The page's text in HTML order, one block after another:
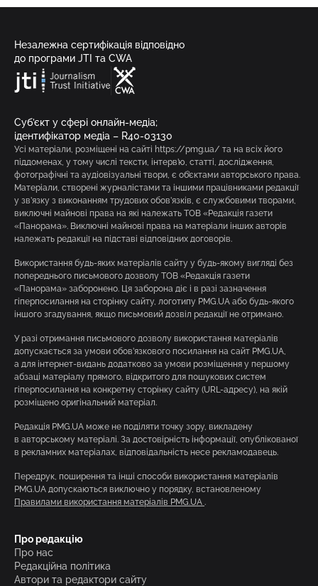
Незалежна сертифікація відповідно
до програми JTI та CWA
Суб’єкт у сфері онлайн-медіа;
ідентифікатор медіа – R40-03130
Усі матеріали, розміщені на сайті https://pmg.ua/ та на всіх його
піддоменах, у тому числі тексти, інтерв’ю, статті, дослідження,
фотографічні та аудіовізуальні твори, є об’єктами авторського права.
Матеріали, створені журналістами та іншими працівниками редакції
у зв’язку з виконанням трудових обов’язків, є службовими творами,
виключні майнові права на які належать ТОВ «Редакція газети
«Панорама». Виключні майнові права на матеріали інших авторів
належать редакції на підставі відповідних договорів.
Використання будь-яких матеріалів сайту у будь-якому вигляді без
попереднього письмового дозволу ТОВ «Редакція газети
«Панорама» заборонено. Ця заборона діє і в разі зазначення
гіперпосилання на сторінку сайту, логотипу PMG.UA або будь-якого
іншого згадування, якщо письмовий дозвіл редакції не отримано.
У разі отримання письмового дозволу використання матеріалів
допускається за умови обов’язкового посилання на сайт PMG.UA,
а для інтернет-видань додатково за умови розміщення у першому
абзаці матеріалу прямого, відкритого для пошукових систем
гіперпосилання на конкретну сторінку сайту (URL-адресу), на якій
розміщено оригінальний матеріал.
Редакція PMG.UA може не поділяти точку зору, викладену
в авторському матеріалі. За достовірність інформації, опублікованої
в рекламних матеріалах, відповідальність несе рекламодавець.
Передрук, поширення та інші способи використання матеріалів
PMG.UA допускаються виключно у порядку, встановленому
Правилами використання матеріалів PMG.UA .
Про редакцію
Про нас
Редакційна політика
Автори та редактори сайту